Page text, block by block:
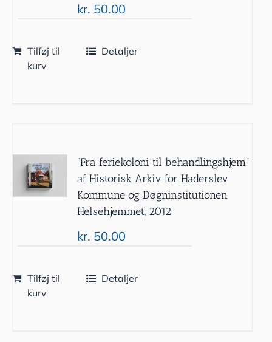
kr. 50.00
Tilføj til
kurv
Detaljer
”Fra feriekoloni til behandlingshjem”
af Historisk Arkiv for Haderslev
Kommune og Døgninstitutionen
Helsehjemmet, 2012
kr. 50.00
Tilføj til
kurv
Detaljer